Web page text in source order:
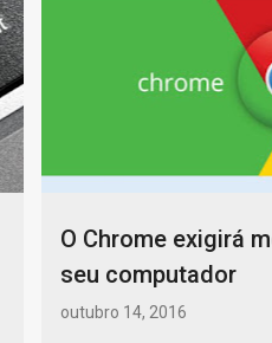
O Chrome exigirá
seu computador
outubro 14, 2016